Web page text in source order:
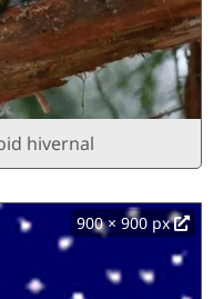
hivernal
900 × 900 px